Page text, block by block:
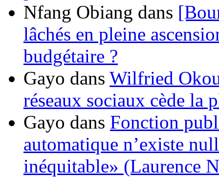
Nfang Obiang dans
lâchés en pleine
budgétaire ?
Gayo dans Wilfried
réseaux sociaux cède la
Gayo dans Fonction
automatique n’existe
inéquitable» (Laurence